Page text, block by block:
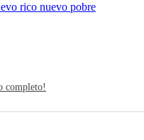
rico nuevo pobre
completo!